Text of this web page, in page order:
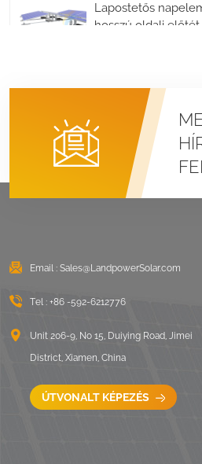
Lapostetős
hosszú oldali előtét
Álló varratú
U bilincs
rögzítőrendszerek
RÉSZLETEK
lapostetős ballasztos
RÉSZLETEK
rögzítőrendszerek
Email : Sales@LandpowerSolar.com
Tel : +86 -592-6212776
Unit 206-9, No 15, Duiying Road, Jimei
District, Xiamen, China
ÚTVONALT KÉPEZÉS